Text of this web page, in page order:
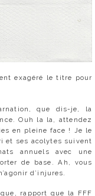
exagéré le titre pour
que dis-je, la
Ouh la la, attendez
en pleine face ! Je le
et ses acolytes suivent
annuels avec une
de base. Ah, vous
d’injures.
rapport que la FFF